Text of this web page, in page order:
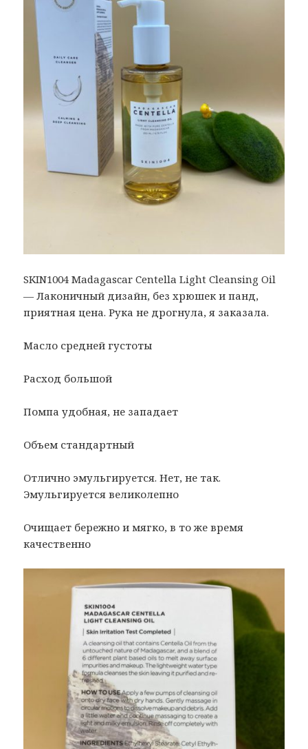
SKIN1004 Madagascar Centella Light Cleansing Oil
— Лаконичный дизайн, без хрюшек и панд,
приятная цена. Рука не дрогнула, я заказала.
Масло средней густоты
Расход большой
Помпа удобная, не западает
Объем стандартный
Отлично эмульгируется. Нет, не так.
Эмульгируется великолепно
Очищает бережно и мягко, в то же время
качественно